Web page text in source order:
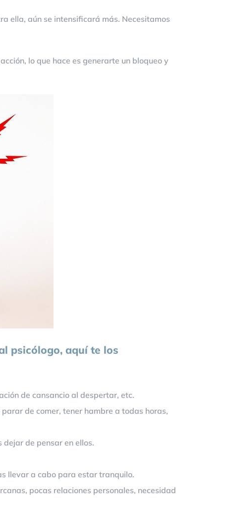
ella, aún se intensificará más. Necesitamos
lo que hace es generarte un bloqueo y
psicólogo, aquí te los
de cansancio al despertar, etc.
de comer, tener hambre a todas horas,
de pensar en ellos.
llevar a cabo para estar tranquilo.
pocas relaciones personales, necesidad